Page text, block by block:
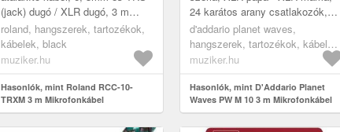
(jack) dugó / XLR dugó, 3 m
hosszúság, minden
professzionális igénynek
megfelel, több ...
roland, hangszerek, tartozékok,
kábelek, black
muziker.hu
Hasonlók, mint Roland RCC-10-
TRXM 3 m Mikrofonkábel
24 karátos arany csatlakozók,
dupla árnyékolás, rendkívül
tiszta jelátvitel, prémium
hangminősé...
d'addario planet waves,
hangszerek, tartozékok, kábelek,
black
muziker.hu
Hasonlók, mint D'Addario Planet
Waves PW M 10 3 m Mikrofonkábel